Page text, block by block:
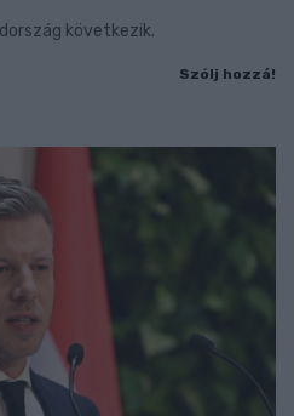
következik.
Szólj hozzá!